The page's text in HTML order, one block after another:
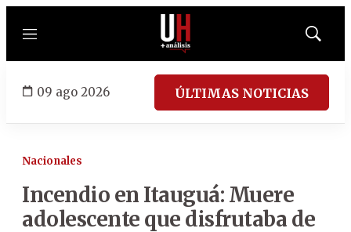
Menú
Mostrar
09 ago 2026 ÚLTIMAS NOTICIAS
Nacionales
Incendio en Itauguá: Muere
adolescente que disfrutaba de